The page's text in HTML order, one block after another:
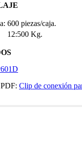
600 piezas/caja.
12:500 Kg.
Clip de conexión